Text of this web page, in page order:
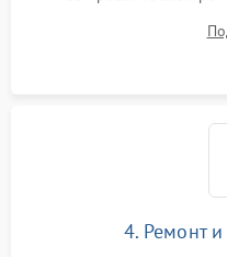
температуры и
жерновов кофемолки,
4. Ремонт